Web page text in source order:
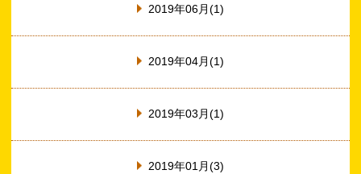
2019年06月(1)
2019年04月(1)
2019年03月(1)
2019年01月(3)